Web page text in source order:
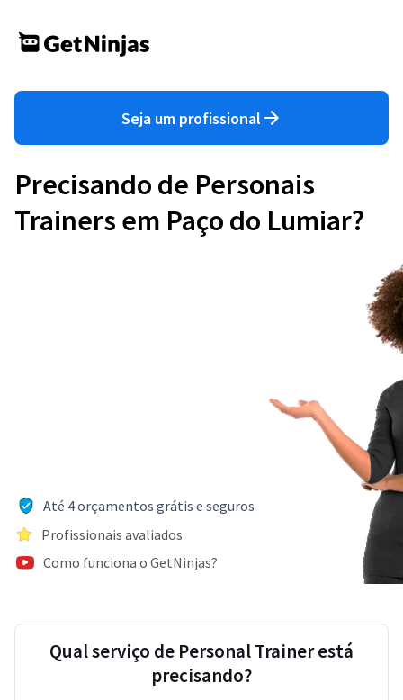
Seja um profissional
Precisando de Personais
Trainers em Paço do Lumiar?
Até 4 orçamentos grátis e seguros
Profissionais avaliados
Como funciona o GetNinjas?
Qual serviço de Personal Trainer está
precisando?